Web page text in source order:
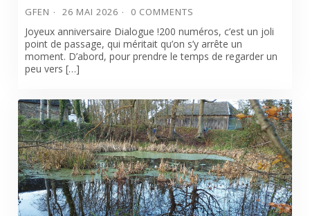
GFEN 26 MAI 2026 0 COMMENTS
Joyeux anniversaire Dialogue !200 numéros, c’est un joli
point de passage, qui méritait qu’on s’y arrête un
moment. D’abord, pour prendre le temps de regarder un
peu vers […]